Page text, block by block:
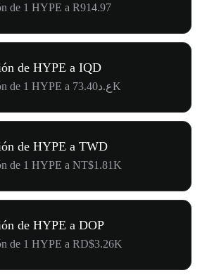
de 1 HYPE a R914.97
de HYPE a IQD
Conversión de 1 HYPE a ع.د73.40K
de HYPE a TWD
de 1 HYPE a NT$1.81K
de HYPE a DOP
de 1 HYPE a RD$3.26K